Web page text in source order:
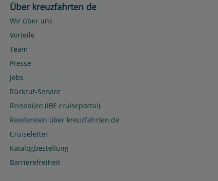
Über kreuzfahrten de
Wir über uns
Vorteile
Team
Presse
Jobs
Rückruf-Service
Reisebüro (IBE cruiseportal)
Reedereien über kreuzfahrten.de
Cruiseletter
Katalogbestellung
Barrierefreiheit